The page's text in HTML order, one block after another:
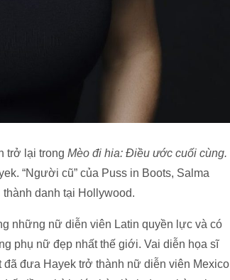
trở lại trong Mèo đi hia: Điều ước cuối cùng.
“Người cũ” của Puss in Boots, Salma
danh tại Hollywood.
những nữ diễn viên Latin quyền lực và có
phụ nữ đẹp nhất thế giới. Vai diễn họa sĩ
đã đưa Hayek trở thành nữ diễn viên Mexico